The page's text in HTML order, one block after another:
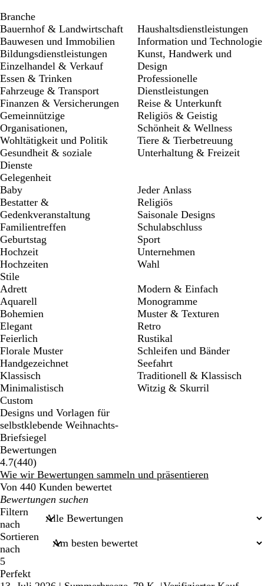
Branche
Bauernhof & Landwirtschaft
Bauwesen und Immobilien
Bildungsdienstleistungen
Einzelhandel & Verkauf
Essen & Trinken
Fahrzeuge & Transport
Finanzen & Versicherungen
Gemeinnützige
Organisationen,
Wohltätigkeit und Politik
Gesundheit & soziale
Dienste
Haushaltsdienstleistungen
Information und Technologie
Kunst, Handwerk und
Design
Professionelle
Dienstleistungen
Reise & Unterkunft
Religiös & Geistig
Schönheit & Wellness
Tiere & Tierbetreuung
Unterhaltung & Freizeit
Gelegenheit
Baby
Bestatter &
Gedenkveranstaltung
Familientreffen
Geburtstag
Hochzeit
Hochzeiten
Jeder Anlass
Religiös
Saisonale Designs
Schulabschluss
Sport
Unternehmen
Wahl
Stile
Adrett
Aquarell
Bohemien
Elegant
Feierlich
Florale Muster
Handgezeichnet
Klassisch
Minimalistisch
Modern & Einfach
Monogramme
Muster & Texturen
Retro
Rustikal
Schleifen und Bänder
Seefahrt
Traditionell & Klassisch
Witzig & Skurril
Custom
Designs und Vorlagen für
selbstklebende Weihnachts-
Briefsiegel
Bewertungen
4.7(440440
Bewertungen
)
Wie wir Bewertungen sammeln und präsentieren
Von 440 Kunden bewertet
Meine
Sucheingaben
Filtern
nach
Sortieren
nach
5
Perfekt